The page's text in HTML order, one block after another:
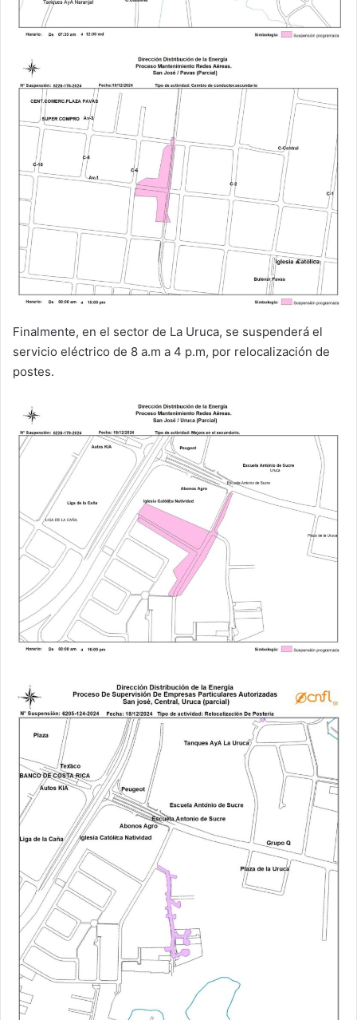
Finalmente, en el sector de La Uruca, se suspenderá el
servicio eléctrico de 8 a.m a 4 p.m, por relocalización de
postes.